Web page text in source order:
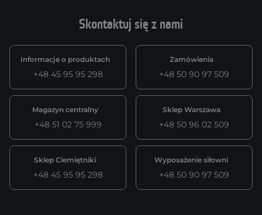
Skontaktuj się z nami
Informacje o produktach
+48 45 95 95 298
Zamówienia
+48 50 90 97 509
Magazyn centralny
+48 51 02 75 999
Sklep Warszawa
+48 50 96 02 509
Sklep Ciemiętniki
+48 45 95 95 298
Wyposażenie siłowni
+48 50 90 97 509